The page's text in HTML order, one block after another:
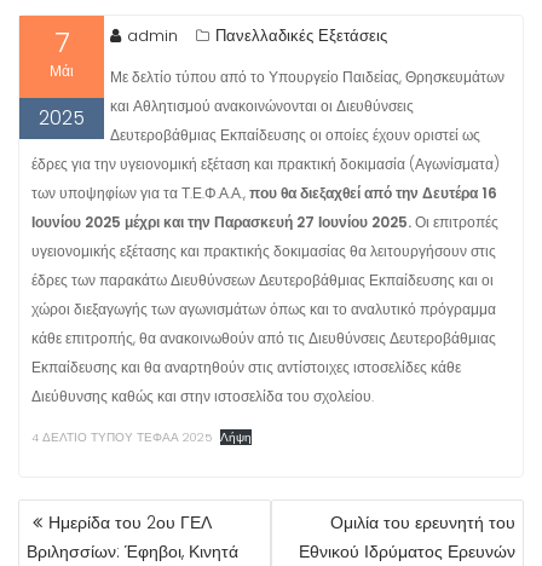
7
Μάι
2025
admin Πανελλαδικές Εξετάσεις
Με δελτίο τύπου από το Υπουργείο Παιδείας, Θρησκευμάτων
και Αθλητισμού ανακοινώνονται οι Διευθύνσεις
Δευτεροβάθμιας Εκπαίδευσης οι οποίες έχουν οριστεί ως
έδρες για την υγειονομική εξέταση και πρακτική δοκιμασία (Αγωνίσματα)
των υποψηφίων για τα Τ.Ε.Φ.Α.Α.,που θα διεξαχθεί από την Δευτέρα 16
Ιουνίου 2025 μέχρι και την Παρασκευή 27 Ιουνίου 2025.Οι επιτροπές
υγειονομικής εξέτασης και πρακτικής δοκιμασίας θα λειτουργήσουν στις
έδρες των παρακάτω Διευθύνσεων Δευτεροβάθμιας Εκπαίδευσης και οι
χώροι διεξαγωγής των αγωνισμάτων όπως και το αναλυτικό πρόγραμμα
κάθε επιτροπής, θα ανακοινωθούν από τις Διευθύνσεις Δευτεροβάθμιας
Εκπαίδευσης και θα αναρτηθούν στις αντίστοιχες ιστοσελίδες κάθε
Διεύθυνσης καθώς και στην ιστοσελίδα του σχολείου.
4 ΔΕΛΤΙΟ ΤΥΠΟΥ ΤΕΦΑΑ 2025 Λήψη
ΠΛΟΉΓΗΣΗ
ΆΡΘΡΩΝ
Ημερίδα του 2ου ΓΕΛ
Βριλησσίων: Έφηβοι, Κινητά
Ομιλία του ερευνητή του
Εθνικού Ιδρύματος Ερευνών